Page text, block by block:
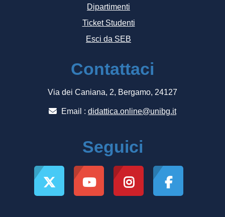
Dipartimenti
Ticket Studenti
Esci da SEB
Contattaci
Via dei Caniana, 2, Bergamo, 24127
Email : didattica.online@unibg.it
Seguici